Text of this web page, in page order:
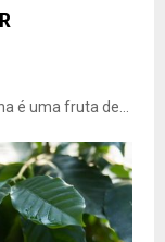
é uma fruta de...